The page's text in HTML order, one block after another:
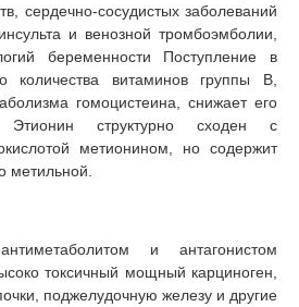
сердечно-сосудистых заболеваний
и венозной тромбоэмболии,
беременности Поступление в
количества витаминов группы В,
гомоцистеина, снижает его
структурно сходен с
метионином, но содержит
метильной.
и антагонистом
токсичный мощный карциноген,
поджелудочную железу и другие